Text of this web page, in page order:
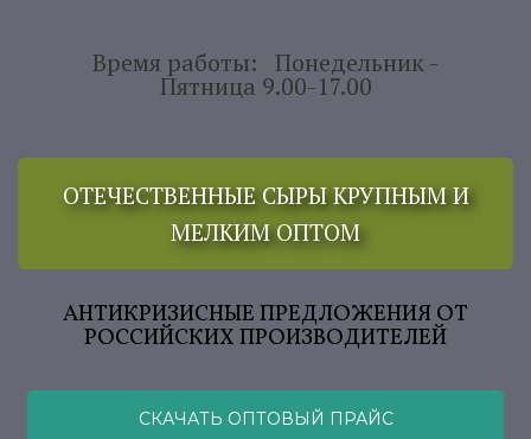
Время работы: Понедельник -
Пятница 9.00-17.00
ОТЕЧЕСТВЕННЫЕ СЫРЫ КРУПНЫМ И
МЕЛКИМ ОПТОМ
АНТИКРИЗИСНЫЕ ПРЕДЛОЖЕНИЯ ОТ
РОССИЙСКИХ ПРОИЗВОДИТЕЛЕЙ
СКАЧАТЬ ОПТОВЫЙ ПРАЙС